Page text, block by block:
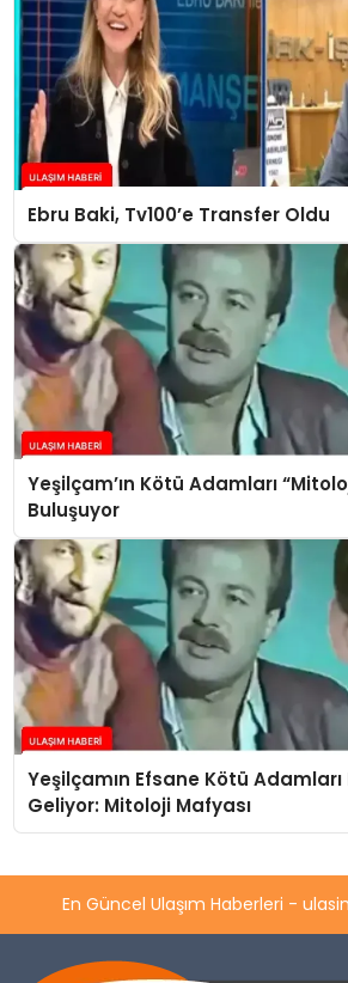
Ebru Baki, Tv100’e Transfer Oldu
Yeşilçam’ın Kötü Adamları
Buluşuyor
Yeşilçamın Efsane Kötü
Geliyor: Mitoloji Mafyası
En Güncel Ulaşım Haberleri -